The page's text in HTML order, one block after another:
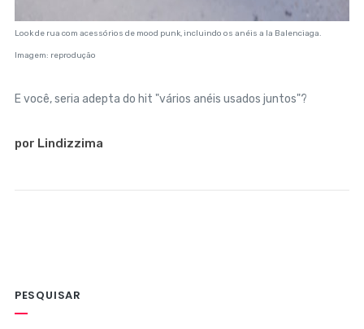
Look de rua com acessórios de mood punk, incluindo os anéis a la Balenciaga.
Imagem: reprodução
E você, seria adepta do hit "vários anéis usados juntos"?
por Lindizzima
PESQUISAR